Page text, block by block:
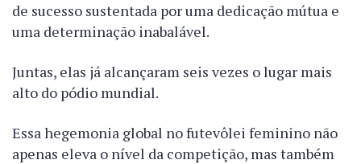
de sucesso sustentada por uma dedicação mútua e
uma determinação inabalável.
Juntas, elas já alcançaram seis vezes o lugar mais
alto do pódio mundial.
Essa hegemonia global no futevôlei feminino não
apenas eleva o nível da competição, mas também